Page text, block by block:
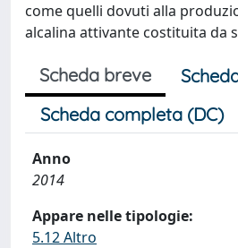
come quelli dovuti alla
alcalina attivante costituita da
Scheda breve
Scheda completa (DC)
Anno
2014
Appare nelle tipologie:
5.12 Altro